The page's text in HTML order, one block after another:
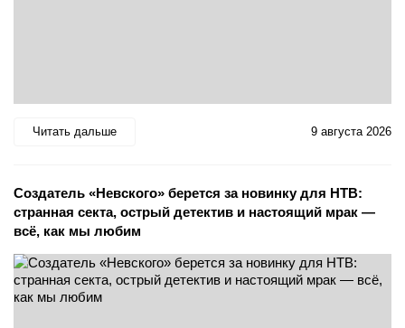
Читать дальше 9 августа 2026
Создатель «Невского» берется за новинку для НТВ:
странная секта, острый детектив и настоящий мрак —
всё, как мы любим